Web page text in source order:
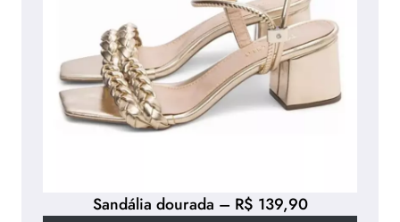
Sandália dourada – R$ 139,90